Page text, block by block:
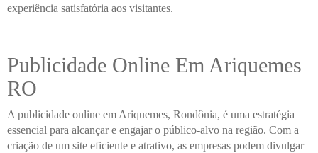
experiência satisfatória aos visitantes.
Publicidade Online Em Ariquemes
RO
A publicidade online em Ariquemes, Rondônia, é uma estratégia
essencial para alcançar e engajar o público-alvo na região. Com a
criação de um site eficiente e atrativo, as empresas podem divulgar